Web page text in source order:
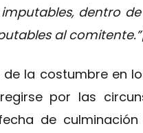
dentro
al
la costumbre en
por las
de